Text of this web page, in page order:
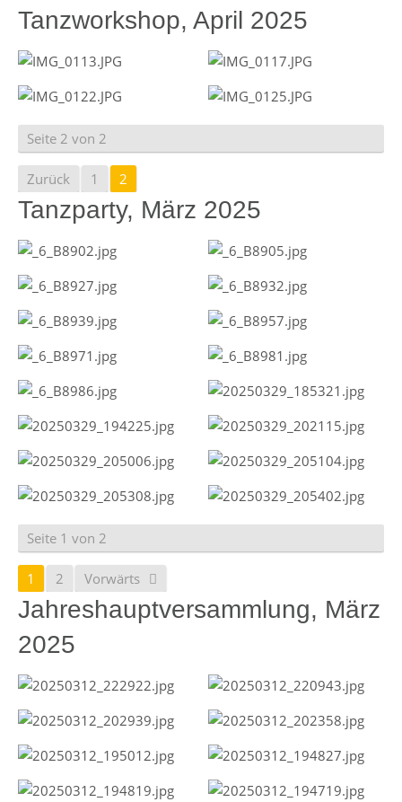
Tanzworkshop, April 2025
Seite 2 von 2
Zurück 1 2
Tanzparty, März 2025
Seite 1 von 2
1 2 Vorwärts
Jahreshauptversammlung, März
2025